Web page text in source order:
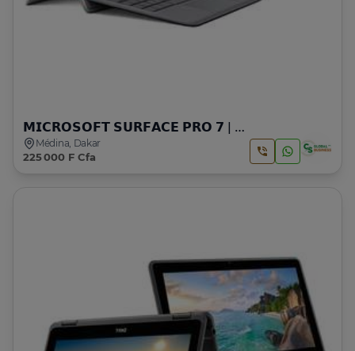
𝗠𝗜𝗖𝗥𝗢𝗦𝗢𝗙𝗧 𝗦𝗨𝗥𝗙𝗔𝗖𝗘 𝗣𝗥𝗢 𝟳 | 𝗜𝟱 | 𝟭𝟬 𝗚𝗘𝗡
Médina, Dakar
225 000 F Cfa